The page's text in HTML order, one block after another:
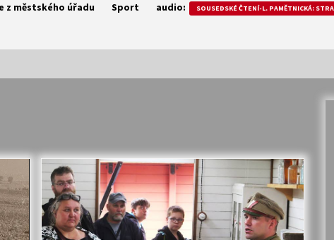
z městského úřadu Sport audio: SOUSEDSKÉ ČTENÍ-L. PAMĚTNICKÁ:
Letní koncerty ve Stromovce:
Kolchoz a Jenakaši
28. 7. 2026